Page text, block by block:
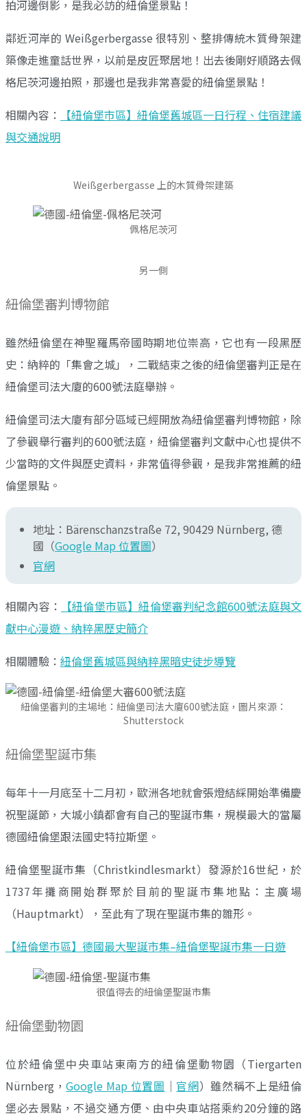
拍河邊倒影，是我必訪的紐倫堡景點！
鄰近河岸的 Weißgerbergasse 很特別、整排傳統木質骨架建
築像走進童話世界，以前是皮匠聚居地！出去後剛好順路去佩
格尼茨河邊拍照，那邊也是我非常喜愛的紐倫堡景點！
相關內容：
【紐倫堡市區】紐倫堡舊城區一日行程、住宿建議
與交通說明
Weißgerbergasse 上的木質骨架建築
佩格尼茨河
另一側
紐倫堡審判博物館
雖然紐倫堡在神聖羅馬帝國時期地位崇高，它也有一段黑歷
史：納粹的「集會之城」，二戰結束之後的紐倫堡審判正是在
紐倫堡司法大廈的600號法庭舉辦。
紐倫堡司法大廈有部分區域已經開放為紐倫堡審判博物館，除
了參觀舉行審判的600號法庭，紐倫堡審判文獻中心也提供不
少當時的文件與歷史資料，非常值得參觀，是我非常推薦的紐
倫堡景點。
地址：Bärenschanzstraße 72, 90429 Nürnberg, 德
國（Google Map 位置圖）
官網
相關內容：
【紐倫堡市區】紐倫堡審判紀念館600號法庭與文
獻中心漫遊、納粹黑歷史簡介
相關體驗： 紐倫堡舊城區與納粹黑暗史徒步導覽
紐倫堡審判的主場地：紐倫堡司法大廈600號法庭，圖片來源：
Shutterstock
紐倫堡聖誕市集
每年十一月底至十二月初，歐洲各地就會張燈結綵開始準備慶
祝聖誕節，大城小鎮都會有自己的聖誕市集，規模最大的當屬
德國紐倫堡跟法國史特拉斯堡。
紐倫堡聖誕市集（Christkindlesmarkt）發源於16世紀，於
1737年攤商開始群聚於目前的聖誕市集地點：主廣場
（Hauptmarkt），至此有了現在聖誕市集的雛形。
【紐倫堡市區】德國最大聖誕市集–紐倫堡聖誕市集一日遊
很值得去的紐倫堡聖誕市集
紐倫堡動物園
位於紐倫堡中央車站東南方的紐倫堡動物園（Tiergarten
Nürnberg，Google Map 位置圖 ｜ 官網）雖然稱不上是紐倫
堡必去景點，不過交通方便、由中央車站搭乘約20分鐘的路